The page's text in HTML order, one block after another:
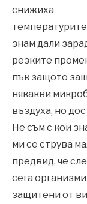
снижиха
знам дали
резките
пък защото
някакви
въздуха, но
Не съм с кой
ми се струва
предвид, че
сега
защитени от